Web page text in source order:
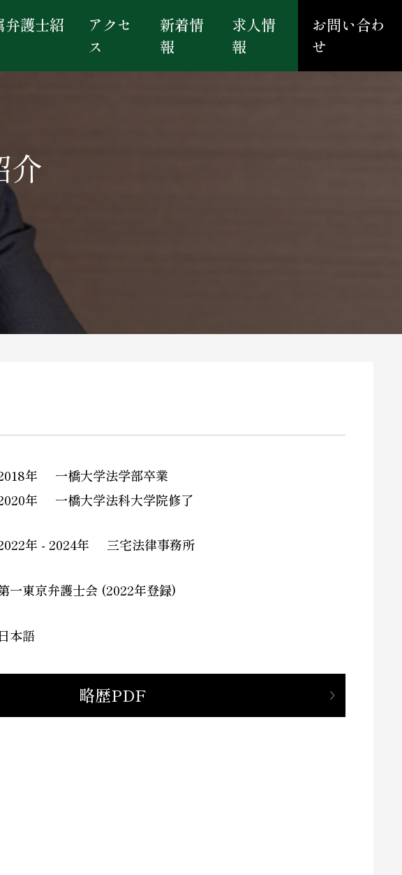
弁護士紹
アクセ
ス
新着情
報
求人情
報
お問い合わ
せ
介
年
一橋大学法学部卒業
年
一橋大学法科大学院修了
年 - 2024年 三宅法律事務所
一東京弁護士会 (2022年登録)
日本語
略歴PDF